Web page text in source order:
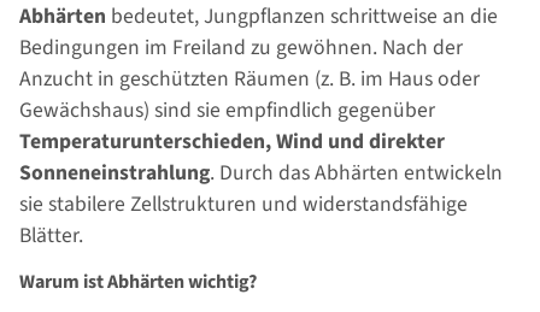
Abhärten bedeutet, Jungpflanzen schrittweise an die
Bedingungen im Freiland zu gewöhnen. Nach der
Anzucht in geschützten Räumen (z. B. im Haus oder
Gewächshaus) sind sie empfindlich gegenüber
Temperaturunterschieden, Wind und direkter
Sonneneinstrahlung. Durch das Abhärten entwickeln
sie stabilere Zellstrukturen und widerstandsfähige
Blätter.
Warum ist Abhärten wichtig?